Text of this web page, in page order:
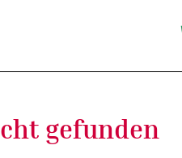
gefunden